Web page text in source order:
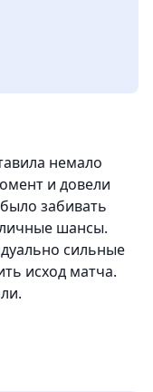
немало
и довели
забивать
шансы.
сильные
исход матча.